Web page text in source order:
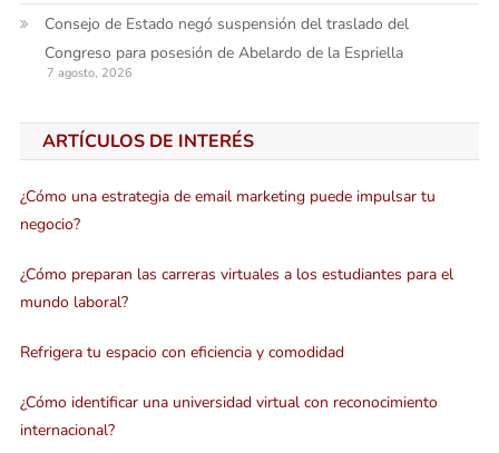
Consejo de Estado negó suspensión del traslado del
Congreso para posesión de Abelardo de la Espriella
7 agosto, 2026
ARTÍCULOS DE INTERÉS
¿Cómo una estrategia de email marketing puede impulsar tu
negocio?
¿Cómo preparan las carreras virtuales a los estudiantes para el
mundo laboral?
Refrigera tu espacio con eficiencia y comodidad
¿Cómo identificar una universidad virtual con reconocimiento
internacional?